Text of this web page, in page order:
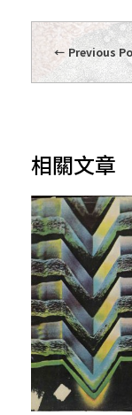
Previous
相關文章